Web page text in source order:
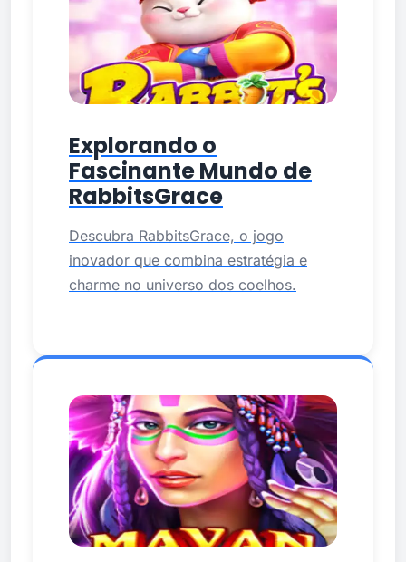
Explorando o
Fascinante Mundo de
RabbitsGrace
Descubra RabbitsGrace, o jogo
inovador que combina estratégia e
charme no universo dos coelhos.